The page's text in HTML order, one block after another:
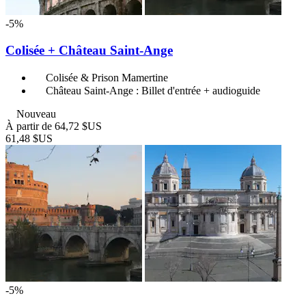
-5%
Colisée + Château Saint-Ange
Colisée & Prison Mamertine
Château Saint-Ange : Billet d'entrée + audioguide
Nouveau
À partir de 64,72 $US
61,48 $US
-5%